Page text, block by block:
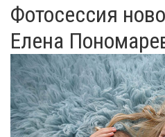
Фотосессия
Елена